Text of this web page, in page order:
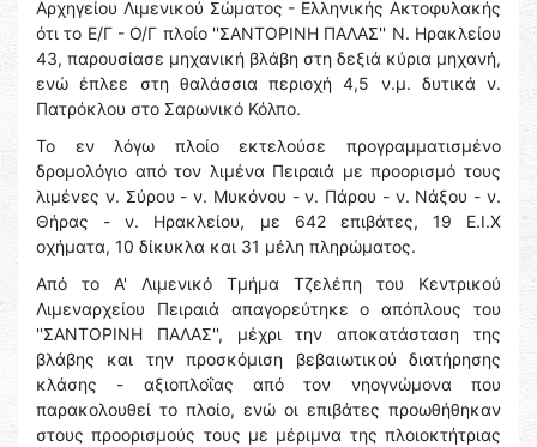
Αρχηγείου Λιμενικού Σώματος - Ελληνικής Ακτοφυλακής
ότι το Ε/Γ - Ο/Γ πλοίο ''ΣΑΝΤΟΡΙΝΗ ΠΑΛΑΣ'' Ν. Ηρακλείου
43, παρουσίασε μηχανική βλάβη στη δεξιά κύρια μηχανή,
ενώ έπλεε στη θαλάσσια περιοχή 4,5 ν.μ. δυτικά ν.
Πατρόκλου στο Σαρωνικό Κόλπο.
Το εν λόγω πλοίο εκτελούσε προγραμματισμένο
δρομολόγιο από τον λιμένα Πειραιά με προορισμό τους
λιμένες ν. Σύρου - ν. Μυκόνου - ν. Πάρου - ν. Νάξου - ν.
Θήρας - ν. Ηρακλείου, με 642 επιβάτες, 19 Ε.Ι.Χ
οχήματα, 10 δίκυκλα και 31 μέλη πληρώματος.
Από το Α' Λιμενικό Τμήμα Τζελέπη του Κεντρικού
Λιμεναρχείου Πειραιά απαγορεύτηκε ο απόπλους του
''ΣΑΝΤΟΡΙΝΗ ΠΑΛΑΣ'', μέχρι την αποκατάσταση της
βλάβης και την προσκόμιση βεβαιωτικού διατήρησης
κλάσης - αξιοπλοΐας από τον νηογνώμονα που
παρακολουθεί το πλοίο, ενώ οι επιβάτες προωθήθηκαν
στους προορισμούς τους με μέριμνα της πλοιοκτήτριας